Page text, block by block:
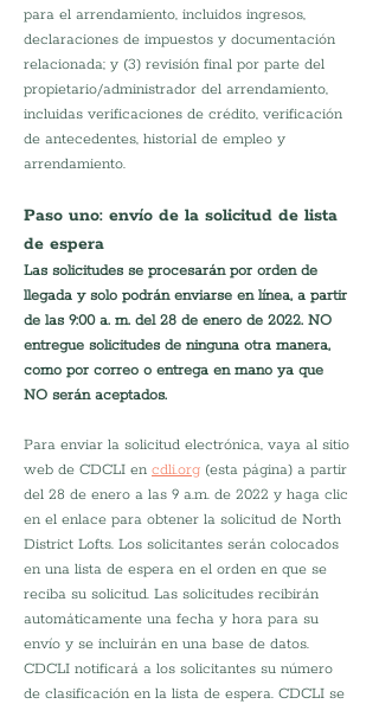
para el arrendamiento, incluidos ingresos,
declaraciones de impuestos y documentación
relacionada; y (3) revisión final por parte del
propietario/administrador del arrendamiento,
incluidas verificaciones de crédito, verificación
de antecedentes, historial de empleo y
arrendamiento.
Paso uno: envío de la solicitud de lista
de espera
Las solicitudes se procesarán por orden de
llegada y solo podrán enviarse en línea, a partir
de las 9:00 a. m. del 28 de enero de 2022. NO
entregue solicitudes de ninguna otra manera,
como por correo o entrega en mano ya que
NO serán aceptados.
Para enviar la solicitud electrónica, vaya al sitio
web de CDCLI en cdli.org (esta página) a partir
del 28 de enero a las 9 a.m. de 2022 y haga clic
en el enlace para obtener la solicitud de North
District Lofts. Los solicitantes serán colocados
en una lista de espera en el orden en que se
reciba su solicitud. Las solicitudes recibirán
automáticamente una fecha y hora para su
envío y se incluirán en una base de datos.
CDCLI notificará a los solicitantes su número
de clasificación en la lista de espera. CDCLI se